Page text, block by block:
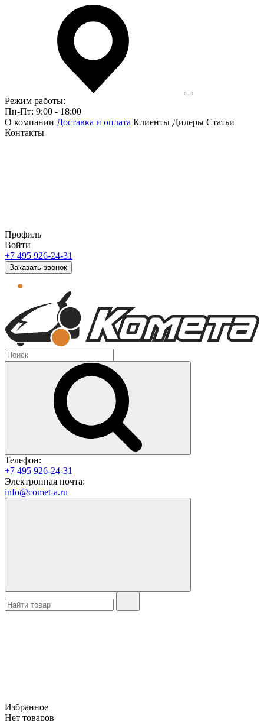
Режим работы:
Пн-Пт: 9:00 - 18:00
О компании Доставка и оплата Клиенты Дилеры Статьи
Контакты
Профиль
Войти
+7 495 926-24-31
Заказать звонок
Телефон:
+7 495 926-24-31
Электронная почта:
info@comet-a.ru
Избранное
Нет товаров